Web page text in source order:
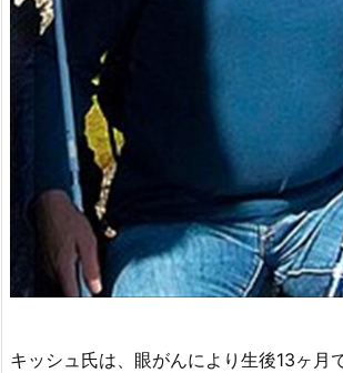
キッシュ氏は、眼がんにより生後13ヶ月